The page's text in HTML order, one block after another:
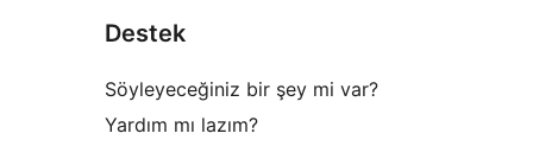
Destek
Söyleyeceğiniz bir şey mi var?
Yardım mı lazım?